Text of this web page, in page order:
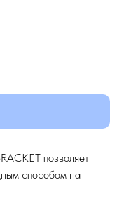
позволяет
способом на